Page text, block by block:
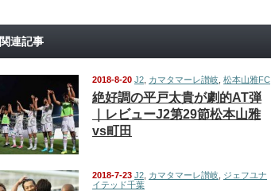
関連記事
2018-8-20 J2 カマタマーレ讃岐 松本山雅FC
絶好調の平戸太貴が劇的AT弾
｜レビューJ2第29節松本山雅
vs町田
2018-7-23 J2 カマタマーレ讃岐
ジェフユナ
イテッド千葉